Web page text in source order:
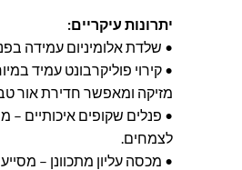
יתרונות עיקריים:
• שלדת אלומיניום עמידה
• קירוי פוליקרבונט עמיד
מזיקה ומאפשר חדירת אור
לצמחים.
• מכסה עליון מתכוונן –